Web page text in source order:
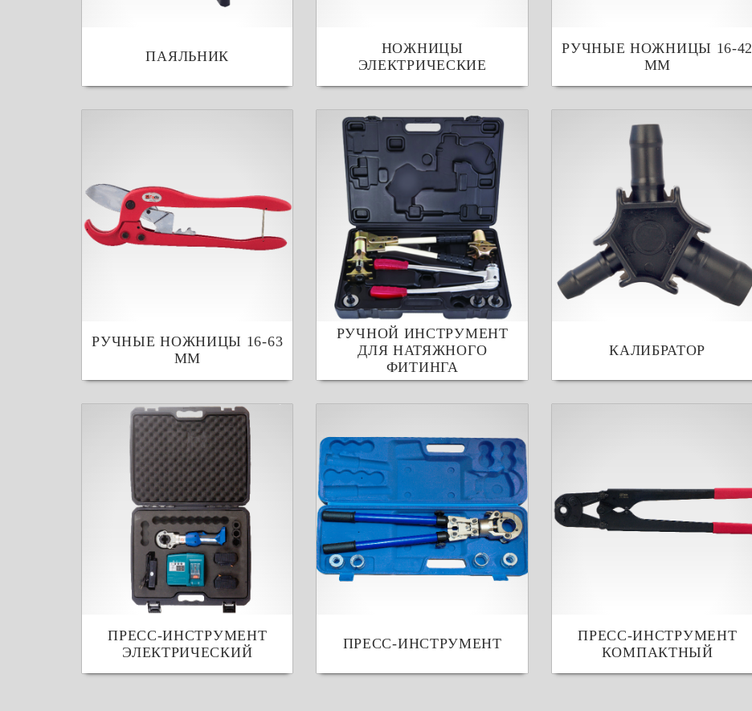
ПАЯЛЬНИК
НОЖНИЦЫ
ЭЛЕКТРИЧЕСКИЕ
РУЧНЫЕ НОЖНИЦЫ 16-42
ММ
РУЧНЫЕ НОЖНИЦЫ 16-63
ММ
РУЧНОЙ ИНСТРУМЕНТ
ДЛЯ НАТЯЖНОГО
ФИТИНГА
КАЛИБРАТОР
ПРЕСС-ИНСТРУМЕНТ
ЭЛЕКТРИЧЕСКИЙ
ПРЕСС-ИНСТРУМЕНТ
ПРЕСС-ИНСТРУМЕНТ
КОМПАКТНЫЙ